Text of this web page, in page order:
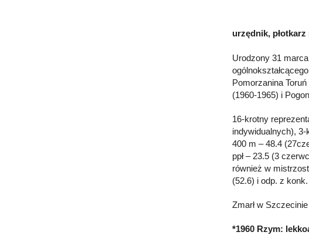
urzędnik,
Urodzony 31
Pomorzanina
(1960-1965) i
16-krotny
indywidualnych), 3-
400 m – 48.4
ppł – 23.5 (3
również w
(52.6) i odp. z
Zmarł w
*1960 Rzym: